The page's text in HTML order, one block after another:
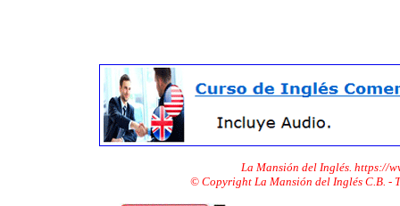
La Mansión del Inglés. https://
© Copyright La Mansión del Inglés C.B. -